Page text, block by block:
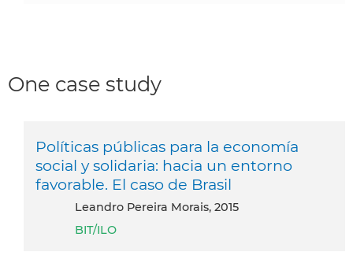
One case study
Políticas públicas para la economía
social y solidaria: hacia un entorno
favorable. El caso de Brasil
Leandro Pereira Morais, 2015
BIT/ILO